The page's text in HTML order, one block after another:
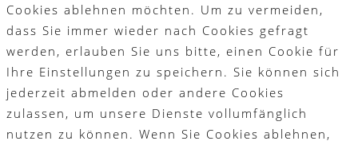
Cookies ablehnen möchten. Um zu vermeiden,
dass Sie immer wieder nach Cookies gefragt
werden, erlauben Sie uns bitte, einen Cookie für
Ihre Einstellungen zu speichern. Sie können sich
jederzeit abmelden oder andere Cookies
zulassen, um unsere Dienste vollumfänglich
nutzen zu können. Wenn Sie Cookies ablehnen,